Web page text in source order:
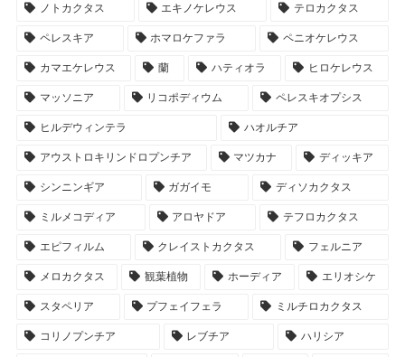
ノトカクタス エキノケレウス テロカクタス
ペレスキア ホマロケファラ ペニオケレウス
カマエケレウス 蘭 ハティオラ ヒロケレウス
マッソニア リコポディウム ペレスキオプシス
ヒルデウィンテラ ハオルチア
アウストロキリンドロプンチア マツカナ ディッキア
シンニンギア ガガイモ ディソカクタス
ミルメコディア アロヤドア テフロカクタス
エピフィルム クレイストカクタス フェルニア
メロカクタス 観葉植物 ホーディア エリオシケ
スタペリア プフェイフェラ ミルチロカクタス
コリノプンチア レブチア ハリシア